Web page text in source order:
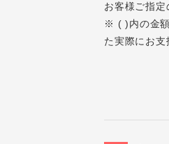
お客様ご指定
※ ( )内の金額
た実際にお支